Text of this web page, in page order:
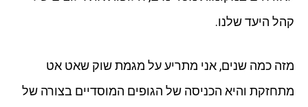
קהל היעד שלנו.
מזה כמה שנים, אני מתריע על מגמת שוק שאט אט
מתחזקת והיא הכניסה של הגופים המוסדיים בצורה של